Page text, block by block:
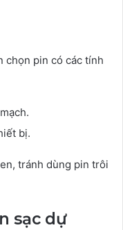
chọn pin có các tính
bị.
tránh dùng pin trôi
sạc dự